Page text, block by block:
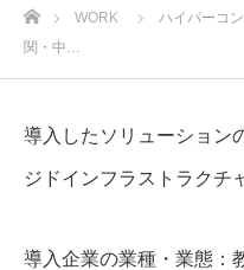
ホームWORK
ハイパーコ
関・中…
導入したソリューション
ジドインフラストラクチ
導入企業の業種・業態：